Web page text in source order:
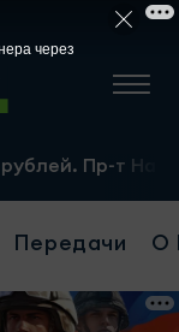
Пр-т
Передачи О
через